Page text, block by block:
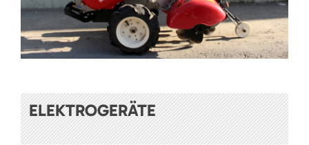
ELEKTROGERÄTE